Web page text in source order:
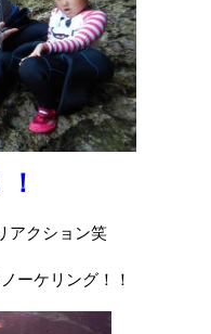
アクション笑
ーケリング！！